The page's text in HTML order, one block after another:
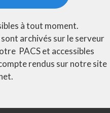
à tout moment.
archivés sur le serveur
PACS et accessibles
rendus sur notre site